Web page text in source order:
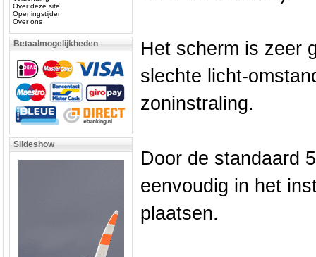
Over deze site
Openingstijden
Over ons
Betaalmogelijkheden
Slideshow
Het scherm is zeer
slechte licht-
zoninstraling.
Door de standaard
eenvoudig in het
plaatsen.